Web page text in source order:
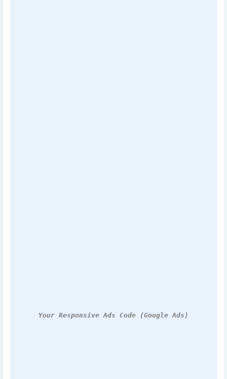
Your Responsive Ads Code (Google Ads)